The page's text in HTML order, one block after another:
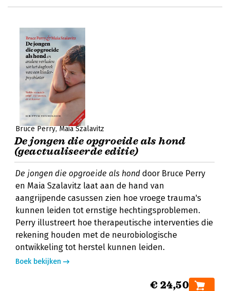
Bruce Perry Maia Szalavitz
De jongen die opgroeide als hond
(geactualiseerde editie)
De jongen die opgroeide als hond door Bruce Perry
en Maia Szalavitz laat aan de hand van
aangrijpende casussen zien hoe vroege trauma's
kunnen leiden tot ernstige hechtingsproblemen.
Perry illustreert hoe therapeutische interventies die
rekening houden met de neurobiologische
ontwikkeling tot herstel kunnen leiden.
Boek bekijken
€ 24,50